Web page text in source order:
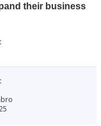
their business